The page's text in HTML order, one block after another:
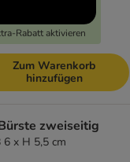
Rabatt aktivieren
Zum Warenkorb
hinzufügen
zweiseitig
6 x H 5,5 cm